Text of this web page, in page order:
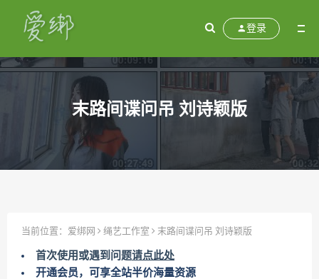
登录
末路间谍问吊 刘诗颖版
当前位置： 爱绑网 绳艺工作室 末路间谍问吊 刘诗颖版
首次使用或遇到问题请点此处
开通会员，可享全站半价海量资源